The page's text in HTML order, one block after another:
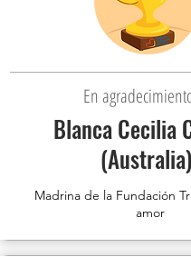
En
Blanca Cecilia
(Australia)
Madrina de la Fundación
amor